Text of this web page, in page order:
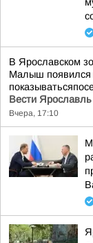
В Ярославском
Малыш появился
Вести Ярославль
Вчера, 17:10